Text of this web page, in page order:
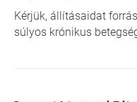
Kérjük, állításaidat
súlyos krónikus